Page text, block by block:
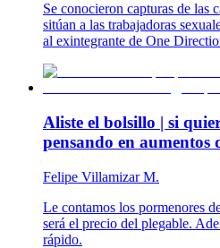
Se conocieron capturas de las
sitúan a las trabajadoras
al exintegrante de One
Aliste el bolsillo | si
pensando en aumentos
Felipe Villamizar M.
Le contamos los pormenores
será el precio del plegable.
rápido.